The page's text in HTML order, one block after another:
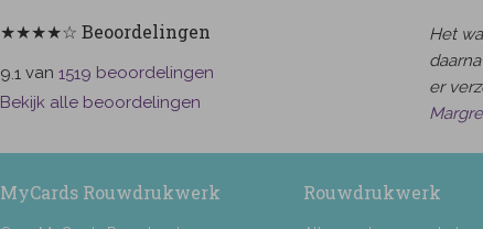
★★★★☆ Beoordelingen
9.1 van 1519 beoordelingen
Bekijk alle beoordelingen
Het
er
MyCards Rouwdrukwerk Rouwdrukwerk